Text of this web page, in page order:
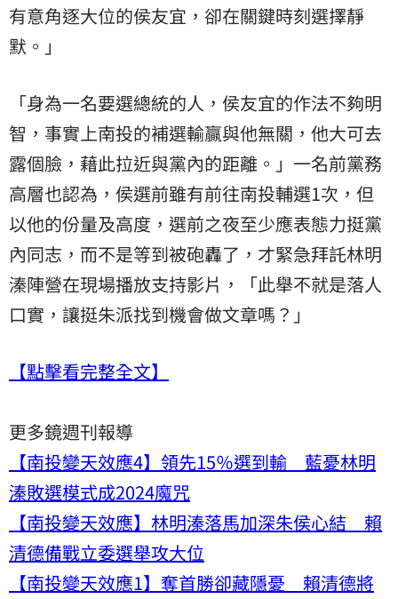
有意角逐大位的侯友宜，卻在關鍵時刻選擇靜
默。」
「身為一名要選總統的人，侯友宜的作法不夠明
智，事實上南投的補選輸贏與他無關，他大可去
露個臉，藉此拉近與黨內的距離。」一名前黨務
高層也認為，侯選前雖有前往南投輔選1次，但
以他的份量及高度，選前之夜至少應表態力挺黨
內同志，而不是等到被砲轟了，才緊急拜託林明
溱陣營在現場播放支持影片，「此舉不就是落人
口實，讓挺朱派找到機會做文章嗎？」
【點擊看完整全文】
更多鏡週刊報導
【南投變天效應4】領先15％選到輸 藍憂林明
溱敗選模式成2024魔咒
【南投變天效應】林明溱落馬加深朱侯心結 賴
清德備戰立委選舉攻大位
【南投變天效應1】奪首勝卻藏隱憂 賴清德將